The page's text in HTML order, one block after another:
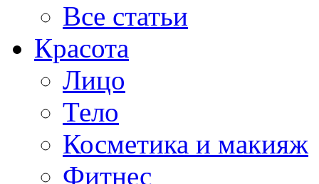
Все статьи
Красота
Лицо
Тело
Косметика и макияж
Фитнес